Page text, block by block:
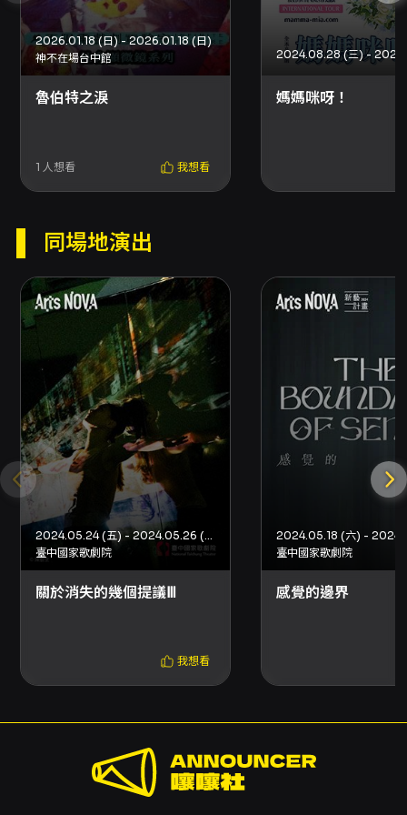
劇獎入圍者），舞台設計為莊舜心，燈光設計為
項人豪，歌唱指導與特別演出由張世珮參與，並
邀請張丹瑋及神秘嘉賓客串特別演出。 演出資訊
顯示劇場場次定於臺中國家歌劇院小劇場，
2026/11/21（19:30）與2026/11/22（14:30）
兩場演出；節目全長約95分鐘，建議觀眾年齡12
1,600及3,000元），其中800元票與藝文贊助
票（3,000元）不適用其他折扣方案；劇場版在
舞台的豪華升級與影像設計加持，期望在劇場環
境中提供比此前戶外版更集中的情感表達與視聽
式提供一場內含多種敘事與音樂風格的綜合演
出，適合想一次性體驗不同故事與曲風的觀眾；
其次，原創作品之匯集有保存與再現被封箱作品
的文化意義，對關注台灣原創音樂劇發展的觀眾
具有特殊吸引力；再者，少量演員在有限演出時
間內呈現多角色、多首原創歌曲，對演員的演技
與唱作能力有高度要求，也能讓觀眾感受舞台表
演的密度與張力；最後，製作團隊明列多項專業
職務與特別來賓，可作為衡量製作規模與技術水
準的參考。 總結來說，《潘朵拉的音樂盒》以
「重新開箱被封箱的台灣音樂劇」為出發點，透
過五個短篇故事的合輯，結合原創音樂、少數演
員多角色的表演張力與升級後的劇場美術與影像
設計，為觀眾帶來一場既多元又具本土創作脈絡
的音樂劇體驗。若欲前往觀賞，請留意主辦公布
的場次票務與折扣說明（包含早鳥、不限電之
演出與入場規則 - 開放入場時間：演出前半小時
出長度：約95分鐘。 - 觀演注意事項：演出期間
禁止錄影、錄音及拍照，請配合現場工作人員維
護觀賞權益。 購票與取票 - 購票方式：網路購買
（信用卡、Apple Pay、Google Pay、ATM轉
2026.01.18 (日) - 2026.01.18 (日)
神不在場台中館
魯伯特之淚
1 人想看 我想看
媽媽咪呀！
同場地演出
臺中國家歌劇院
關於消失的幾個提議Ⅲ
我想看
2024.05.18 (六) -
臺中國家歌劇院
感覺的邊界